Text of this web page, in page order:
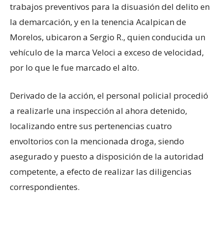
trabajos preventivos para la disuasión del delito en
la demarcación, y en la tenencia Acalpican de
Morelos, ubicaron a Sergio R., quien conducida un
vehículo de la marca Veloci a exceso de velocidad,
por lo que le fue marcado el alto.
Derivado de la acción, el personal policial procedió
a realizarle una inspección al ahora detenido,
localizando entre sus pertenencias cuatro
envoltorios con la mencionada droga, siendo
asegurado y puesto a disposición de la autoridad
competente, a efecto de realizar las diligencias
correspondientes.